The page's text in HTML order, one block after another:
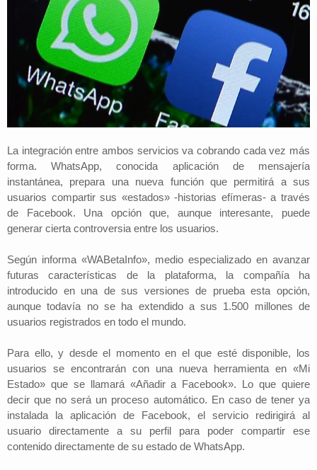
La integración entre ambos servicios va cobrando cada vez más
forma. WhatsApp, conocida aplicación de mensajería
instantánea, prepara una nueva función que permitirá a sus
usuarios compartir sus «estados» -historias efímeras- a través
de Facebook. Una opción que, aunque interesante, puede
generar cierta controversia entre los usuarios.
Según informa «WABetaInfo», medio especializado en avanzar
futuras características de la plataforma, la compañía ha
introducido en una de sus versiones de prueba esta opción,
aunque todavía no se ha extendido a sus 1.500 millones de
usuarios registrados en todo el mundo.
Para ello, y desde el momento en el que esté disponible, los
usuarios se encontrarán con una nueva herramienta en «Mi
Estado» que se llamará «Añadir a Facebook». Lo que quiere
decir que no será un proceso automático. En caso de tener ya
instalada la aplicación de Facebook, el servicio redirigirá al
usuario directamente a su perfil para poder compartir ese
contenido directamente de su estado de WhatsApp.